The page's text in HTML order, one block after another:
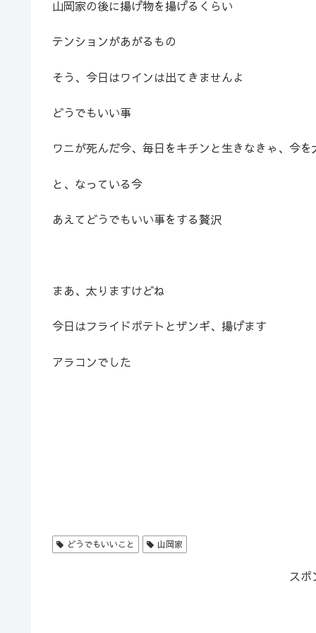
山岡家の後に揚げ物を揚げるくらい
テンションがあがるもの
そう、今日はワインは出てきませんよ
どうでもいい事
ワニが死んだ今、毎日をキチンと生きなきゃ、今を
と、なっている今
あえてどうでもいい事をする贅沢
まあ、太りますけどね
今日はフライドポテトとザンギ、揚げます
アラコンでした
どうでもいいこと 山岡家
スポ